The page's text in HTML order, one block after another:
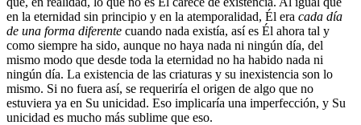
en la eternidad sin principio y en la atemporalidad, Él era cada día
de una forma diferente cuando nada existía, así es Él ahora tal y
como siempre ha sido, aunque no haya nada ni ningún día, del
mismo modo que desde toda la eternidad no ha habido nada ni
ningún día. La existencia de las criaturas y su inexistencia son lo
mismo. Si no fuera así, se requeriría el origen de algo que no
estuviera ya en Su unicidad. Eso implicaría una imperfección, y Su
unicidad es mucho más sublime que eso.